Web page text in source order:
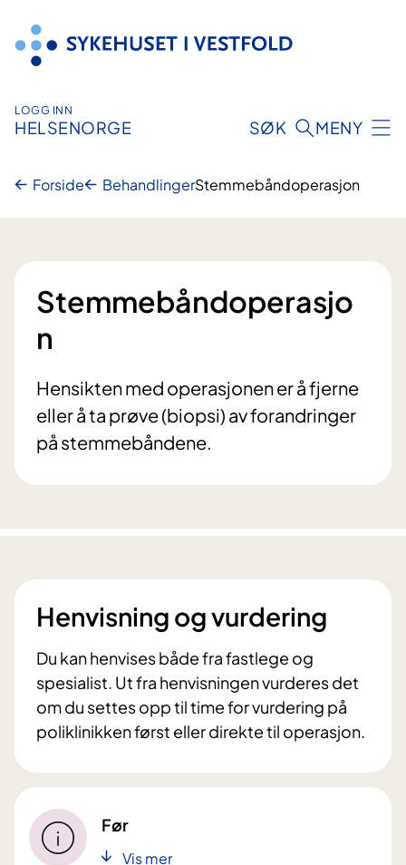
innhold
LOGG INN
HELSENORGE SØK MENY
Forside BehandlingerStemmebåndoperasjon
Stemmebåndoperasjo
n
Hensikten med operasjonen er å fjerne
eller å ta prøve (biopsi) av forandringer
på stemmebåndene.
Henvisning og vurdering
Du kan henvises både fra fastlege og
spesialist. Ut fra henvisningen vurderes det
om du settes opp til time for vurdering på
poliklinikken først eller direkte til operasjon.
Før
Vis mer